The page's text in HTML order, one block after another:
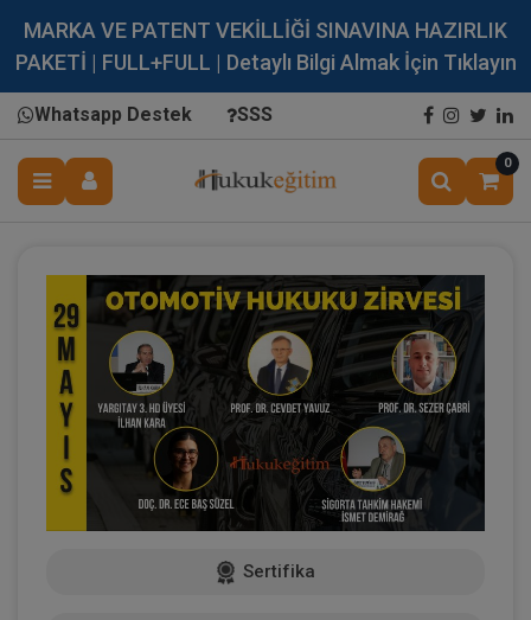
MARKA VE PATENT VEKİLLİĞİ SINAVINA HAZIRLIK
PAKETİ | FULL+FULL | Detaylı Bilgi Almak İçin Tıklayın
Whatsapp Destek SSS
0
Sertifika